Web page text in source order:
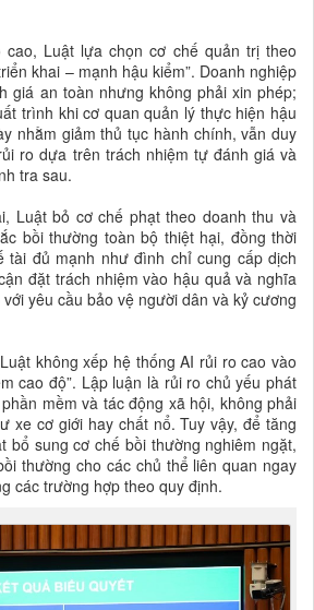
Luật lựa chọn cơ chế quản trị theo
khai – mạnh hậu kiểm”. Doanh nghiệp
giá an toàn nhưng không phải xin phép;
trình khi cơ quan quản lý thực hiện hậu
nhằm giảm thủ tục hành chính, vẫn duy
ro dựa trên trách nhiệm tự đánh giá và
tra sau.
Luật bỏ cơ chế phạt theo doanh thu và
bồi thường toàn bộ thiệt hại, đồng thời
tài đủ mạnh như đình chỉ cung cấp dịch
đặt trách nhiệm vào hậu quả và nghĩa
yêu cầu bảo vệ người dân và kỷ cương
không xếp hệ thống AI rủi ro cao vào
cao độ”. Lập luận là rủi ro chủ yếu phát
mềm và tác động xã hội, không phải
xe cơ giới hay chất nổ. Tuy vậy, để tăng
bổ sung cơ chế bồi thường nghiêm ngặt,
thường cho các chủ thể liên quan ngay
các trường hợp theo quy định.